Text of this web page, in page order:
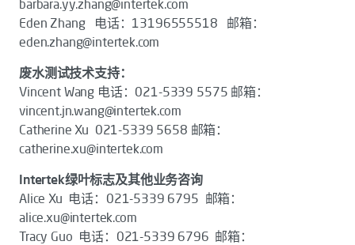
barbara.yy.zhang@intertek.com
Eden Zhang 电话：13196555518 邮箱：
eden.zhang@intertek.com
废水测试技术支持：
Vincent Wang 电话：021-5339 5575 邮箱：
vincent.jn.wang@intertek.com
Catherine Xu 021-5339 5658 邮箱：
catherine.xu@intertek.com
Intertek绿叶标志及其他业务咨询
Alice Xu 电话：021-5339 6795 邮箱：
alice.xu@intertek.com
Tracy Guo 电话：021-5339 6796 邮箱：